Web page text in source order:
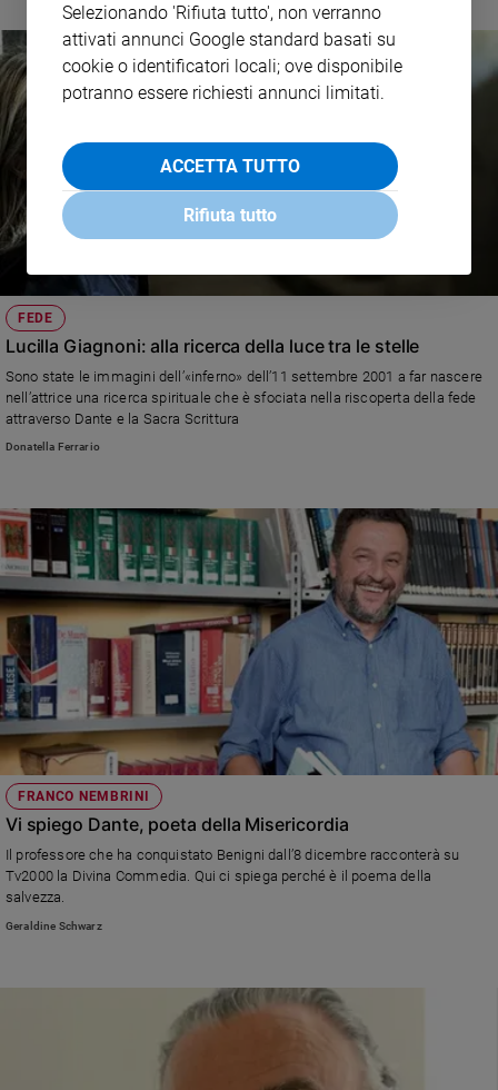
FEDE
Lucilla Giagnoni: alla ricerca della luce tra le stelle
Sono state le immagini dell’«inferno» dell’11 settembre 2001 a far nascere
nell’attrice una ricerca spirituale che è sfociata nella riscoperta della fede
attraverso Dante e la Sacra Scrittura
Donatella Ferrario
FRANCO NEMBRINI
Vi spiego Dante, poeta della Misericordia
Il professore che ha conquistato Benigni dall’8 dicembre racconterà su
Tv2000 la Divina Commedia. Qui ci spiega perché è il poema della
salvezza.
Geraldine Schwarz
Selezionando 'Rifiuta tutto', non verranno
attivati annunci Google standard basati su
cookie o identificatori locali; ove disponibile
potranno essere richiesti annunci limitati.
ACCETTA TUTTO
Rifiuta tutto